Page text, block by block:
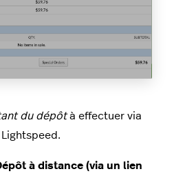
du dépôtà effectuer via
à distance (via un lien